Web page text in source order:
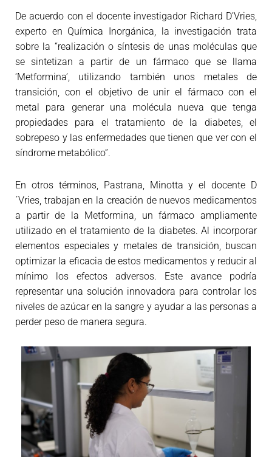
De acuerdo con el docente investigador Richard D’Vries,
experto en Química Inorgánica, la investigación trata
sobre la “realización o síntesis de unas moléculas que
se sintetizan a partir de un fármaco que se llama
‘Metformina’, utilizando también unos metales de
transición, con el objetivo de unir el fármaco con el
metal para generar una molécula nueva que tenga
propiedades para el tratamiento de la diabetes, el
sobrepeso y las enfermedades que tienen que ver con el
síndrome metabólico”.
En otros términos, Pastrana, Minotta y el docente D
´Vries, trabajan en la creación de nuevos medicamentos
a partir de la Metformina, un fármaco ampliamente
utilizado en el tratamiento de la diabetes. Al incorporar
elementos especiales y metales de transición, buscan
optimizar la eficacia de estos medicamentos y reducir al
mínimo los efectos adversos. Este avance podría
representar una solución innovadora para controlar los
niveles de azúcar en la sangre y ayudar a las personas a
perder peso de manera segura.